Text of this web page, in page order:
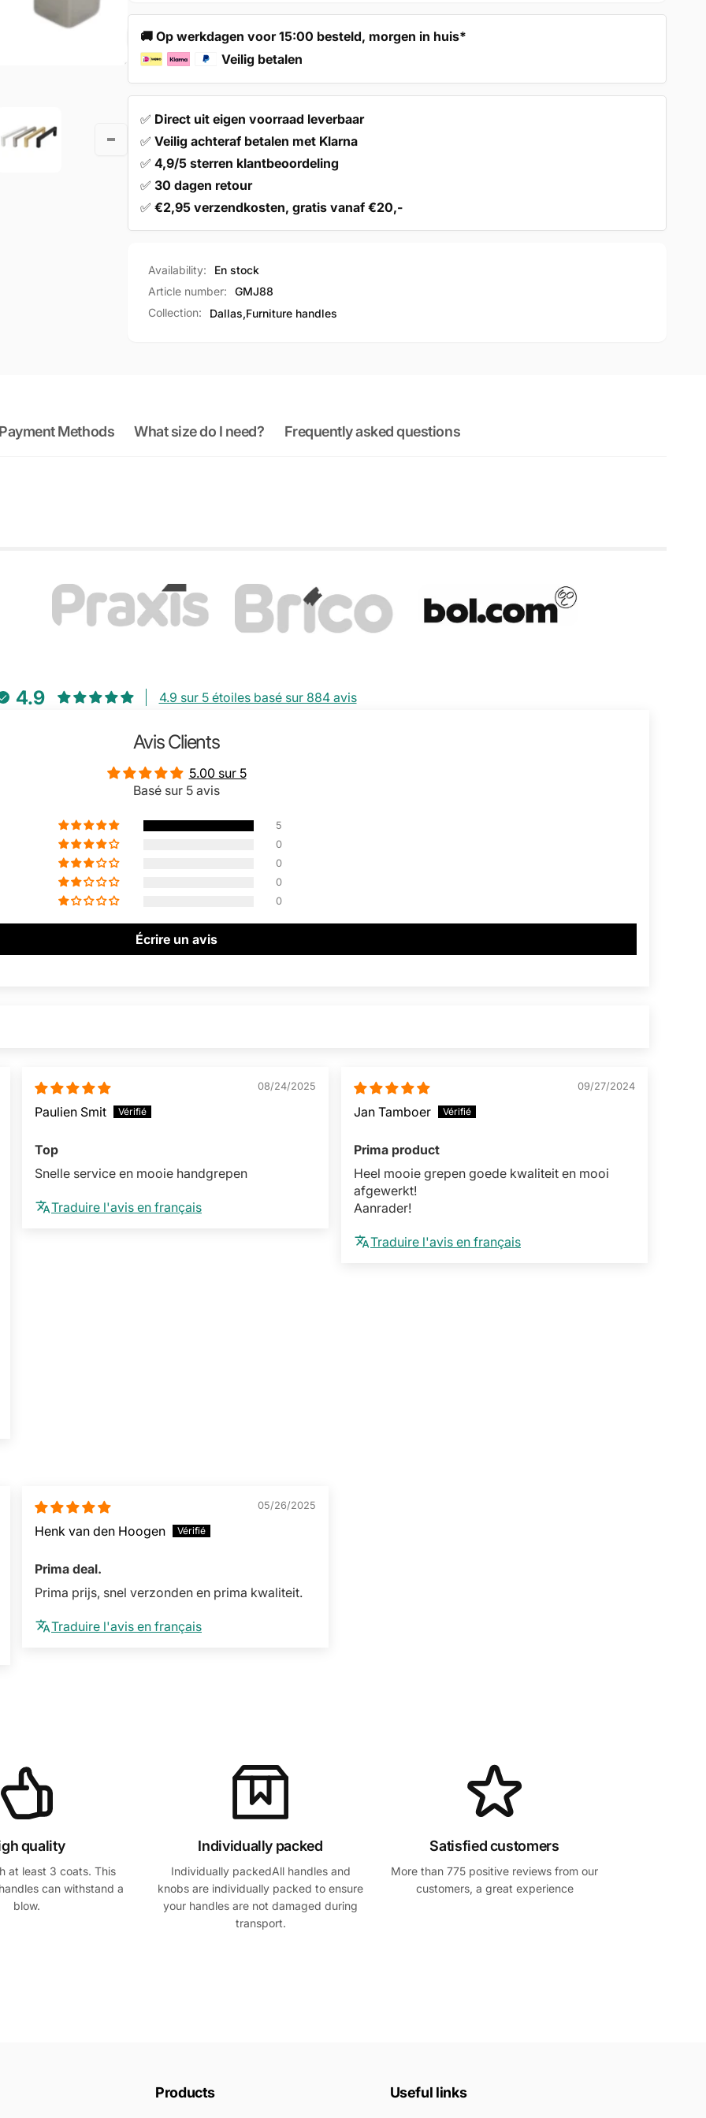
Modern
Black
160
mm
Modern
🚚 Op werkdagen voor 15:00 besteld, morgen in huis*
Veilig betalen
✅ Direct uit eigen voorraad leverbaar
✅ Veilig achteraf betalen met Klarna
✅ 4,9/5 sterren klantbeoordeling
✅ 30 dagen retour
✅ €2,95 verzendkosten, gratis vanaf €20,-
Availability:
En stock
Article number:
GMJ88
Collection:
Dallas,Furniture handles
Payment Methods What size do I need? Frequently asked questions
4.9 4.9 sur 5 étoiles basé sur 884 avis
Avis Clients
5.00 sur 5
Basé sur 5 avis
5
0
0
0
0
Écrire un avis
08/24/2025
Paulien Smit
Top
Snelle service en mooie handgrepen
Traduire l'avis en français
09/27/2024
Jan Tamboer
Prima product
Heel mooie grepen goede kwaliteit en mooi
afgewerkt!
Aanrader!
Traduire l'avis en français
05/26/2025
Henk van den Hoogen
Prima deal.
Prima prijs, snel verzonden en prima kwaliteit.
Traduire l'avis en français
quality
at least 3 coats. This
can withstand a
blow.
Individually packed
Individually packedAll handles and
knobs are individually packed to ensure
your handles are not damaged during
transport.
Satisfied customers
More than 775 positive reviews from our
customers, a great experience
Products Useful links